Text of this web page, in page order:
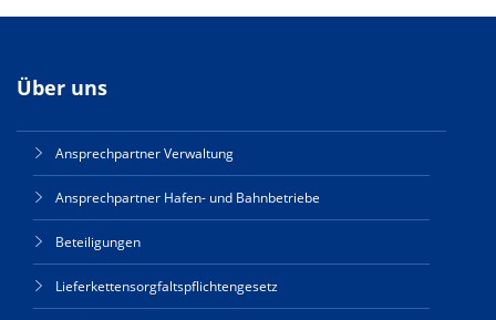
Über uns
Ansprechpartner Verwaltung
Ansprechpartner Hafen- und Bahnbetriebe
Beteiligungen
Lieferkettensorgfaltspflichtengesetz